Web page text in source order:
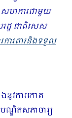
សហការជា​មួយ
ដ្ឋ ជាពិសេស
ការពារនិងទទួល
នូវការកោត
ណ្ឌិតសភាចារ្យ